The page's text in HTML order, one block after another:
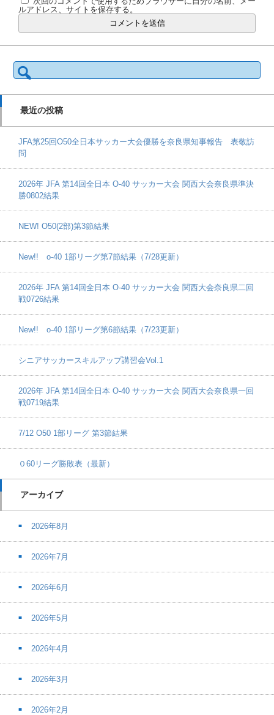
ルアドレス、サイトを保存する。
検
索:
最近の投稿
JFA第25回O50全日本サッカー大会優勝を奈良県知事報告 表敬訪
問
2026年 JFA 第14回全日本 O-40 サッカー大会 関西大会奈良県準決
勝0802結果
NEW! O50(2部)第3節結果
New!! o-40 1部リーグ第7節結果（7/28更新）
2026年 JFA 第14回全日本 O-40 サッカー大会 関西大会奈良県二回
戦0726結果
New!! o-40 1部リーグ第6節結果（7/23更新）
シニアサッカースキルアップ講習会Vol.1
2026年 JFA 第14回全日本 O-40 サッカー大会 関西大会奈良県一回
戦0719結果
7/12 O50 1部リーグ 第3節結果
０60リーグ勝敗表（最新）
アーカイブ
2026年8月
2026年7月
2026年6月
2026年5月
2026年4月
2026年3月
2026年2月